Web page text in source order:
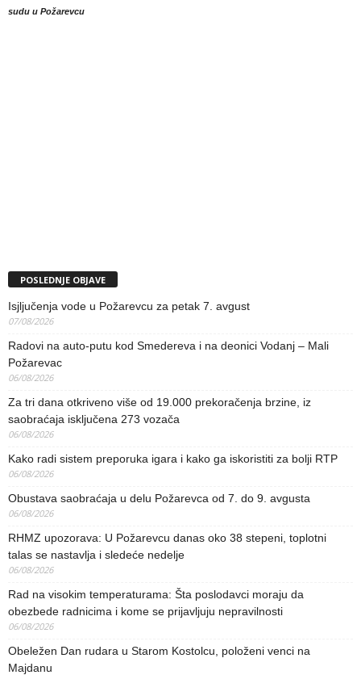
sudu u Požarevcu
POSLEDNJE OBJAVE
Isjljučenja vode u Požarevcu za petak 7. avgust
07/08/2026
Radovi na auto-putu kod Smedereva i na deonici Vodanj – Mali
Požarevac
06/08/2026
Za tri dana otkriveno više od 19.000 prekoračenja brzine, iz
saobraćaja isključena 273 vozača
06/08/2026
Kako radi sistem preporuka igara i kako ga iskoristiti za bolji RTP
06/08/2026
Obustava saobraćaja u delu Požarevca od 7. do 9. avgusta
06/08/2026
RHMZ upozorava: U Požarevcu danas oko 38 stepeni, toplotni
talas se nastavlja i sledeće nedelje
06/08/2026
Rad na visokim temperaturama: Šta poslodavci moraju da
obezbede radnicima i kome se prijavljuju nepravilnosti
06/08/2026
Obeležen Dan rudara u Starom Kostolcu, položeni venci na
Majdanu